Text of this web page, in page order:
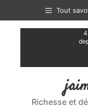
contenu
Tout
Richesse et